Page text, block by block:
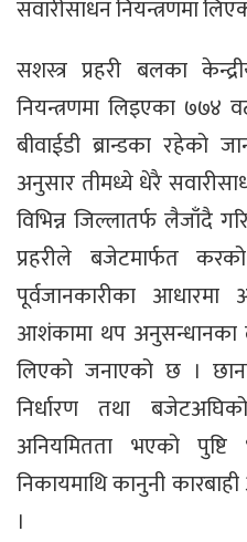
सवारीसाधन नियन्त्रणमा
सशस्त्र प्रहरी बलका
नियन्त्रणमा लिइएका ७७४
बीवाईडी ब्रान्डका रहेको
अनुसार तीमध्ये धेरै
विभिन्न जिल्लातर्फ लैजाँदै
प्रहरीले बजेटमार्फत
पूर्वजानकारीका
आशंकामा थप अनुसन्धानका
लिएको जनाएको छ ।
निर्धारण तथा
अनियमितता भएको
निकायमाथि कानुनी
।